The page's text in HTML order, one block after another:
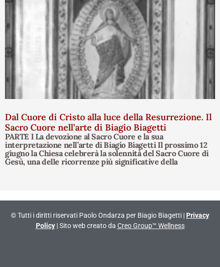
Dal Cuore di Cristo alla luce della Resurrezione. Il
Sacro Cuore nell’arte di Biagio Biagetti
PARTE I La devozione al Sacro Cuore e la sua
interpretazione nell’arte di Biagio Biagetti Il prossimo 12
giugno la Chiesa celebrerà la solennità del Sacro Cuore di
Gesù, una delle ricorrenze più significative della
© Tutti i diritti riservati Paolo Ondarza per Biagio Biagetti | Privacy
Policy| Sito web creato da Creo Group™ Wellness